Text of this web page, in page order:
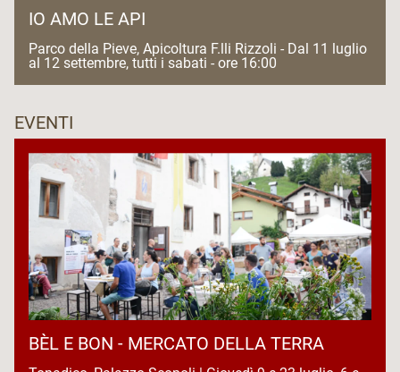
IO AMO LE API
Parco della Pieve, Apicoltura F.lli Rizzoli - Dal 11 luglio
al 12 settembre, tutti i sabati - ore 16:00
EVENTI
BÈL E BON - MERCATO DELLA TERRA